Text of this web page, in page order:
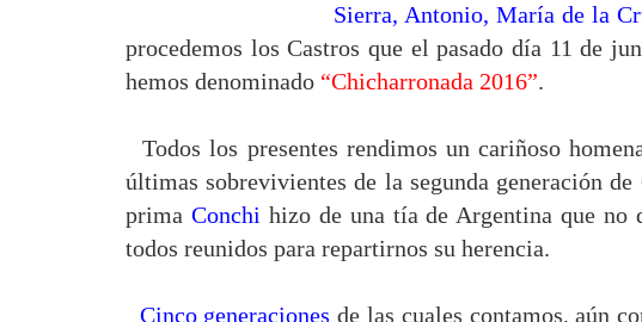
Sierra, Antonio, María de la
procedemos los Castros que el pasado día 11 de
hemos denominado “Chicharronada 2016”.
Todos los presentes rendimos un cariñoso
últimas sobrevivientes de la segunda generación
prima Conchi hizo de una tía de Argentina que no
todos reunidos para repartirnos su herencia.
Cinco generaciones de las cuales contamos, aún